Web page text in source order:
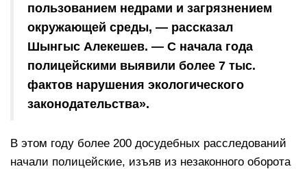
пользованием недрами и загрязнением
окружающей среды, — рассказал
Шынгыс Алекешев. — С начала года
полицейскими выявили более 7 тыс.
фактов нарушения экологического
законодательства».
В этом году более 200 досудебных расследований
начали полицейские, изъяв из незаконного оборота